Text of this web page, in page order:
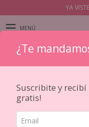
YA
MENÚ
¿Te
Suscribite y
gratis!